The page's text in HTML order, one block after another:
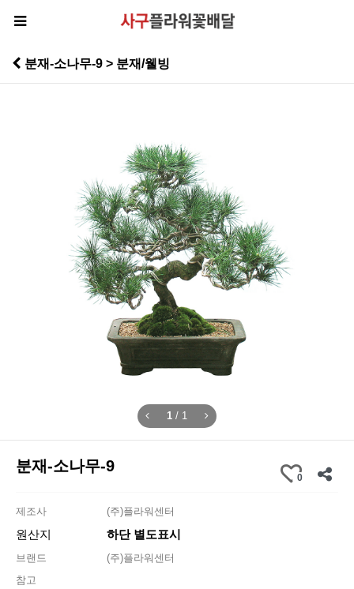
분재-소나무-9 > 분재/웰빙
1 / 1
분재-소나무-9
0
제조사 (주)플라워센터
원산지 하단 별도표시
브랜드
(주)플라워센터
참고